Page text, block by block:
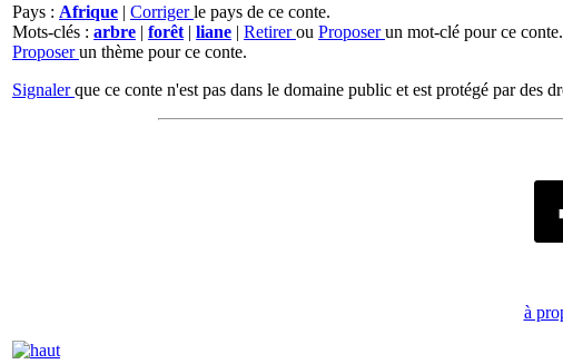
Pays : Afrique | Corrigerle pays de ce conte.
Mots-clés : arbre | forêt | liane | Retirerou Proposerun mot-clé pour ce conte.
Proposerun thème pour ce conte.
Signalerque ce conte n'est pas dans le domaine public et est protégé par des
à